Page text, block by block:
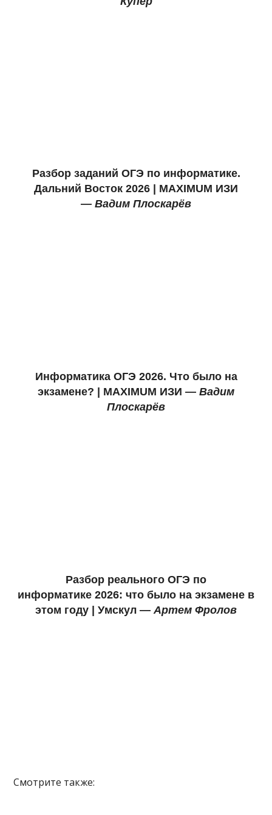
Разбор заданий ОГЭ по информатике.
Дальний Восток 2026 | MAXIMUM ИЗИ
— Вадим Плоскарёв
Информатика ОГЭ 2026. Что было на
экзамене? | MAXIMUM ИЗИ — Вадим
Плоскарёв
Разбор реального ОГЭ по
информатике 2026: что было на экзамене в
этом году | Умскул — Артем Фролов
Смотрите также: